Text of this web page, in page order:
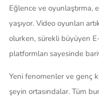
Eğlence ve oyunlaştırma,
yaşıyor. Video oyunları
olurken, sürekli büyüyen
platformları sayesinde
Yeni fenomenler ve genç
şeyin ortasındalar. Tüm